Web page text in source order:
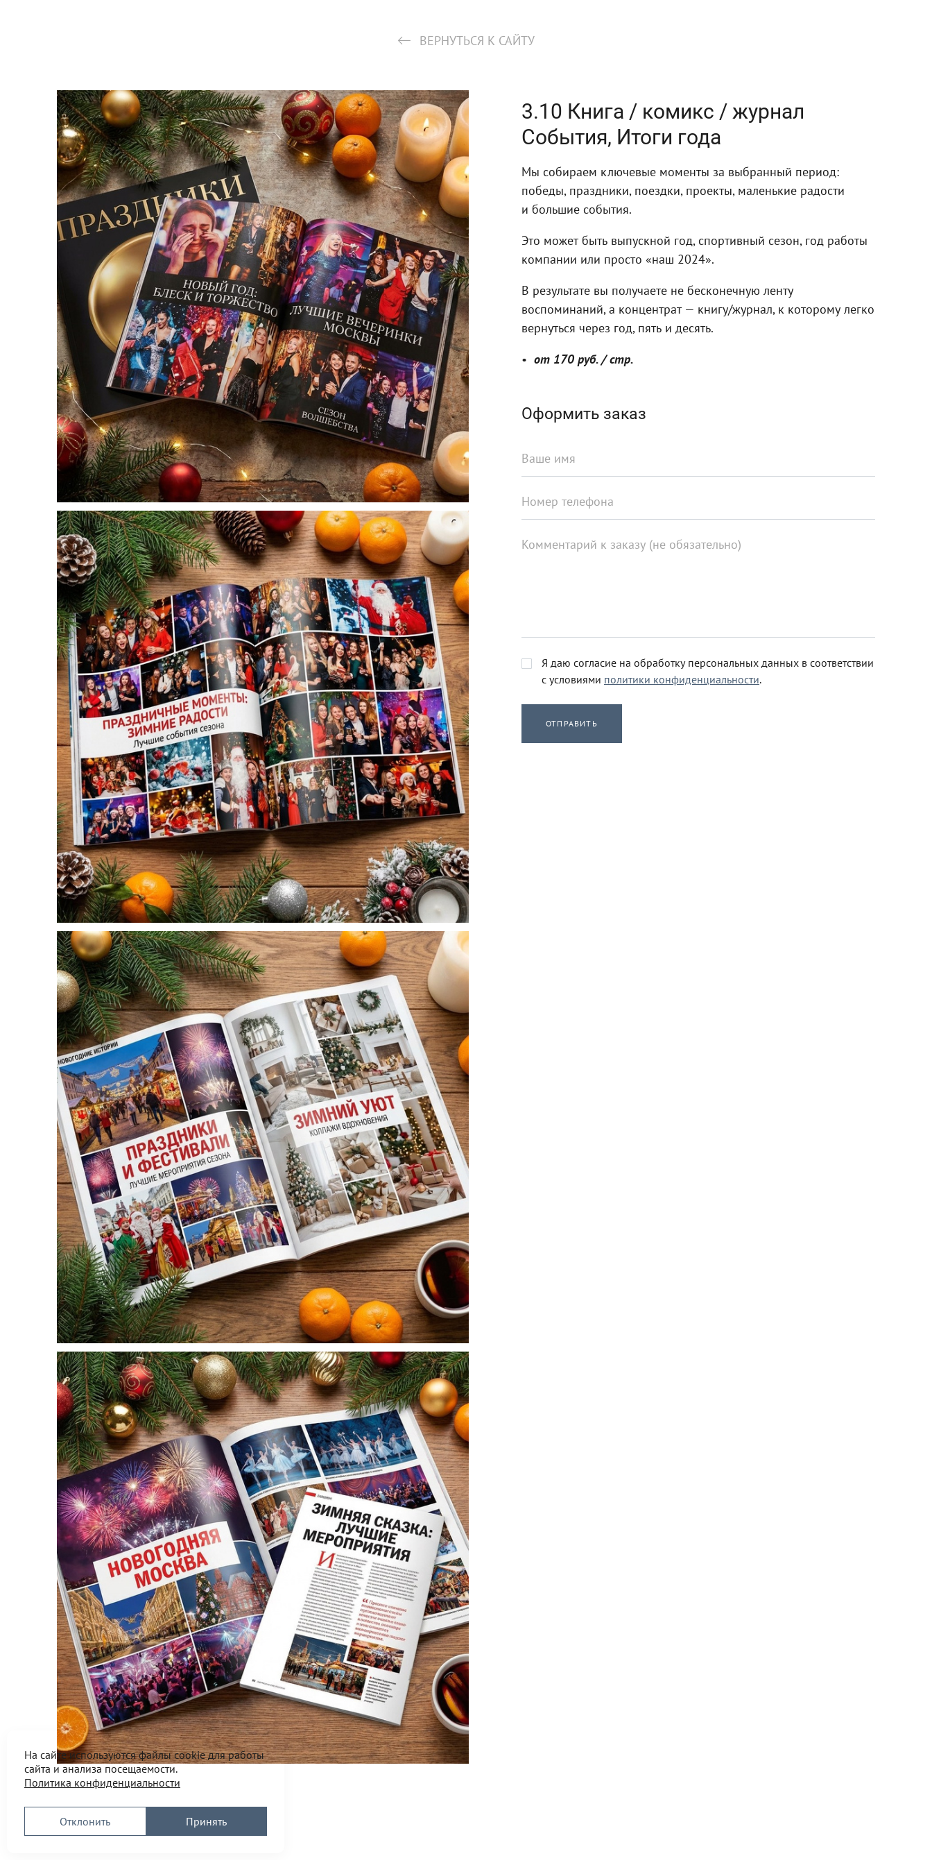
ВЕРНУТЬСЯ К САЙТУ
3.10 Книга / комикс / журнал
События, Итоги года
Мы собираем ключевые моменты за выбранный период:
победы, праздники, поездки, проекты, маленькие радости
и большие события.
Это может быть выпускной год, спортивный сезон, год работы
компании или просто «наш 2024».
В результате вы получаете не бесконечную ленту
воспоминаний, а концентрат — книгу/журнал, к которому легко
вернуться через год, пять и десять.
от 170 руб. / стр.
Оформить заказ
Я даю согласие на обработку персональных данных в соответствии
с условиями политики конфиденциальности.
ОТПРАВИТЬ
На сайте используются файлы cookie для работы
сайта и анализа посещаемости.
Политика конфиденциальности
Отклонить Принять